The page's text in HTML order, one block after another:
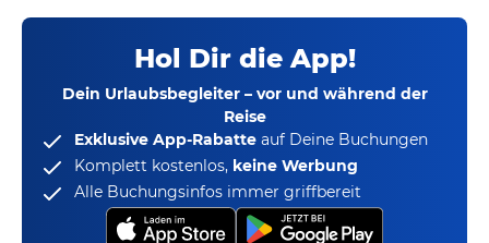
Hol Dir die App!
Dein Urlaubsbegleiter – vor und während der
Reise
Exklusive App-Rabatte auf Deine Buchungen
Komplett kostenlos, keine Werbung
Alle Buchungsinfos immer griffbereit